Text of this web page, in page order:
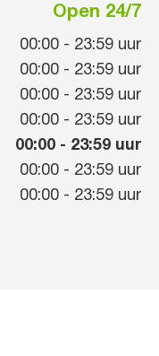
Open 24/7
00:00 - 23:59 uur
00:00 - 23:59 uur
00:00 - 23:59 uur
00:00 - 23:59 uur
00:00 - 23:59 uur
00:00 - 23:59 uur
00:00 - 23:59 uur